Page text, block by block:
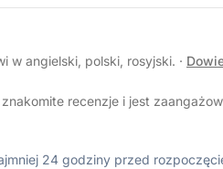
w angielski, polski, rosyjski. ·
recenzje i jest
24 godziny przed